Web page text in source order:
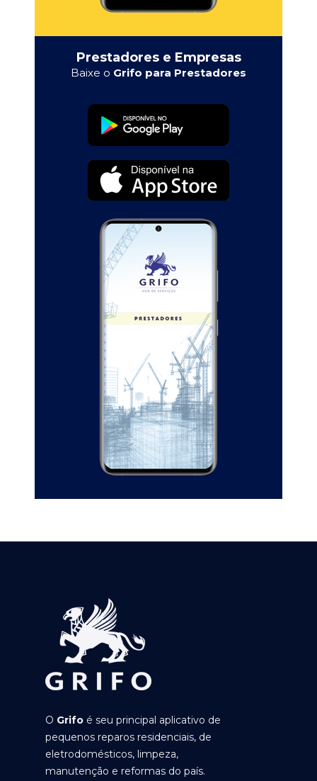
Prestadores e Empresas
Baixe o Grifo para Prestadores
O Grifo é seu principal aplicativo de
pequenos reparos residenciais, de
eletrodomésticos, limpeza,
manutenção e reformas do país.